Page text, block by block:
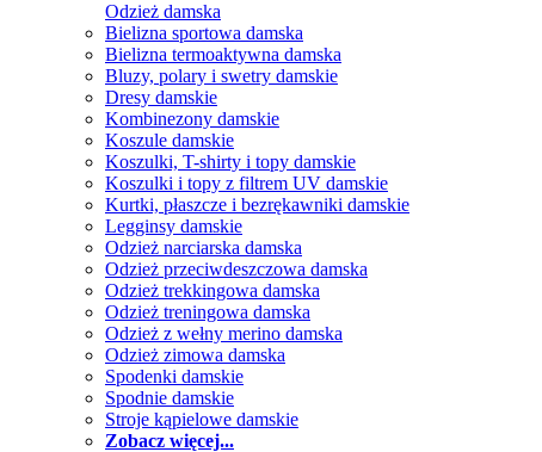
Odzież damska
Bielizna sportowa damska
Bielizna termoaktywna damska
Bluzy, polary i swetry damskie
Dresy damskie
Kombinezony damskie
Koszule damskie
Koszulki, T-shirty i topy damskie
Koszulki i topy z filtrem UV damskie
Kurtki, płaszcze i bezrękawniki damskie
Legginsy damskie
Odzież narciarska damska
Odzież przeciwdeszczowa damska
Odzież trekkingowa damska
Odzież treningowa damska
Odzież z wełny merino damska
Odzież zimowa damska
Spodenki damskie
Spodnie damskie
Stroje kąpielowe damskie
Zobacz więcej...